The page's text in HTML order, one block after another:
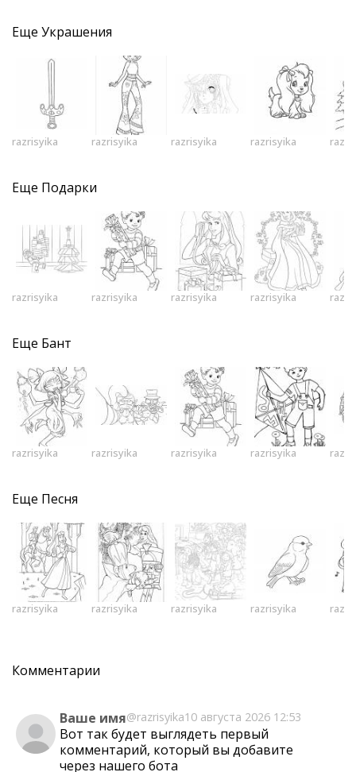
Еще Украшения
razrisyika razrisyika razrisyika razrisyika
Еще Подарки
razrisyika razrisyika razrisyika razrisyika
Еще Бант
razrisyika razrisyika razrisyika razrisyika
Еще Песня
razrisyika razrisyika razrisyika razrisyika
Комментарии
Ваше имя@razrisyika10 августа 2026 12:53
Вот так будет выглядеть первый
комментарий, который вы добавите
через нашего бота